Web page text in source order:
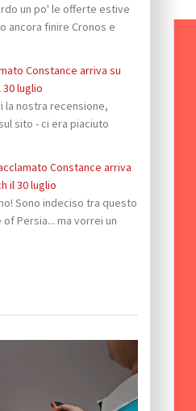
un po' le offerte estive
ancora finire Cronos e
Constance arriva su
luglio
la nostra recensione,
sito - ci era piaciuto
Constance arriva
il 30 luglio
Sono indeciso tra questo
Persia... ma vorrei un